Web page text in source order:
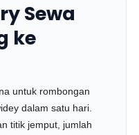
Sewa
ke
untuk rombongan
dalam satu hari.
titik jemput, jumlah